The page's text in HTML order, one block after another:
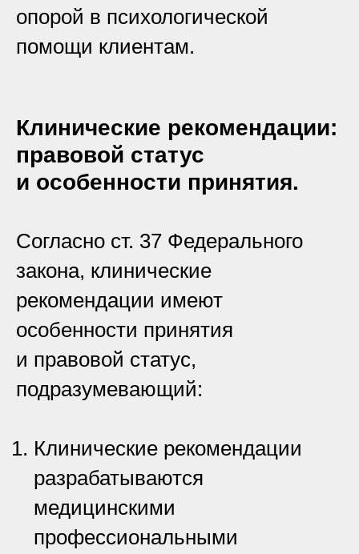
опорой в психологической
помощи клиентам.
Клинические рекомендации:
правовой статус
и особенности принятия.
Согласно ст. 37 Федерального
закона, клинические
рекомендации имеют
особенности принятия
и правовой статус,
подразумевающий:
Клинические рекомендации
разрабатываются
медицинскими
профессиональными